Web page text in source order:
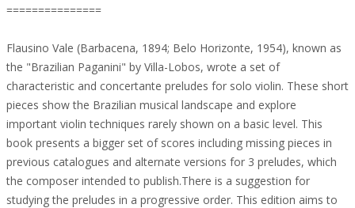
===============
Flausino Vale (Barbacena, 1894; Belo Horizonte, 1954), known as
the "Brazilian Paganini" by Villa-Lobos, wrote a set of
characteristic and concertante preludes for solo violin. These short
pieces show the Brazilian musical landscape and explore
important violin techniques rarely shown on a basic level. This
book presents a bigger set of scores including missing pieces in
previous catalogues and alternate versions for 3 preludes, which
the composer intended to publish.There is a suggestion for
studying the preludes in a progressive order. This edition aims to